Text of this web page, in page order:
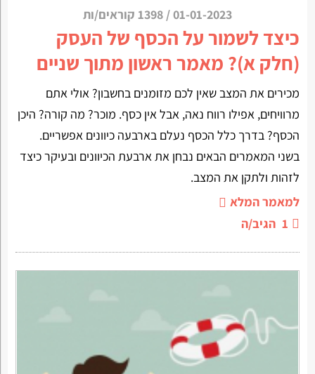
01-01-2023
/ 1398 קוראים/ות
כיצד לשמור על הכסף של העסק
(חלק א)? מאמר ראשון מתוך שניים
מכירים את המצב שאין לכם מזומנים בחשבון? אולי אתם
מרוויחים, אפילו רווח נאה, אבל אין כסף. מוכר? מה קורה? היכן
הכסף? בדרך כלל הכסף נעלם בארבעה כיוונים אפשריים.
בשני המאמרים הבאים נבחן את ארבעת הכיוונים ובעיקר כיצד
לזהות ולתקן את המצב.
למאמר המלא
1 הגיב/ה